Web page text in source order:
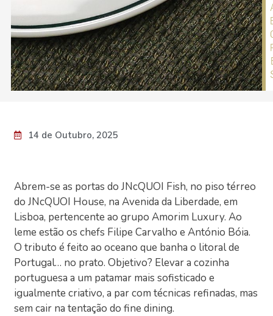
14 de Outubro, 2025
Abrem-se as portas do JNcQUOI Fish, no piso térreo
do JNcQUOI House, na Avenida da Liberdade, em
Lisboa, pertencente ao grupo Amorim Luxury. Ao
leme estão os chefs Filipe Carvalho e António Bóia.
O tributo é feito ao oceano que banha o litoral de
Portugal… no prato. Objetivo? Elevar a cozinha
portuguesa a um patamar mais sofisticado e
igualmente criativo, a par com técnicas refinadas, mas
sem cair na tentação do fine dining.